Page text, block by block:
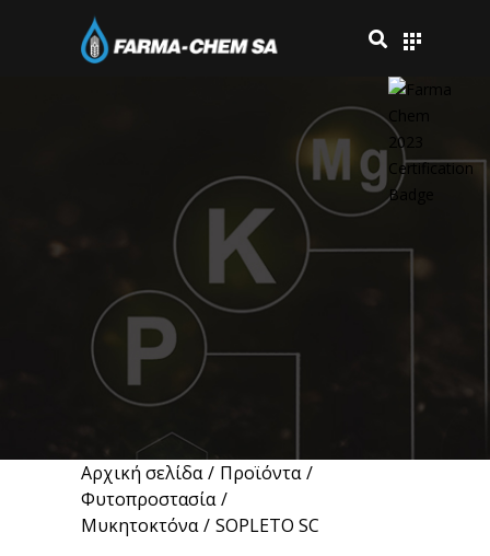
Αρχική σελίδα / Προϊόντα /
Φυτοπροστασία /
Μυκητοκτόνα / SOPLETO SC